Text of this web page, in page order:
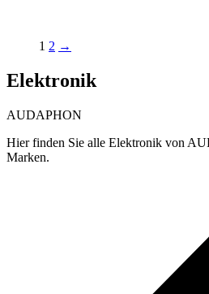
1 2 →
Elektronik
AUDAPHON
Hier finden Sie alle Elektronik von
Marken.